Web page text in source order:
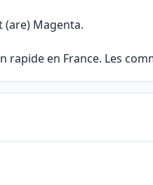
(are) Magenta.
rapide en France. Les